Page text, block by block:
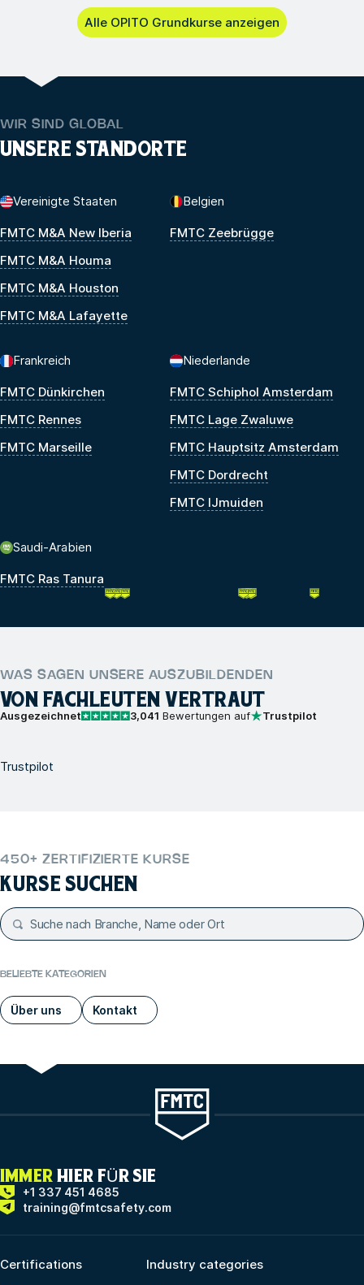
Alle OPITO Grundkurse anzeigen
WIR SIND GLOBAL
UNSERE STANDORTE
Vereinigte Staaten
FMTC M&A New Iberia
FMTC M&A Houma
FMTC M&A Houston
FMTC M&A Lafayette
Belgien
FMTC Zeebrügge
Frankreich
FMTC Dünkirchen
FMTC Rennes
FMTC Marseille
Niederlande
FMTC Schiphol Amsterdam
FMTC Lage Zwaluwe
FMTC Hauptsitz Amsterdam
FMTC Dordrecht
FMTC IJmuiden
Saudi-Arabien
FMTC Ras Tanura
WAS SAGEN UNSERE AUSZUBILDENDEN
VON FACHLEUTEN VERTRAUT
Ausgezeichnet 3,041 Bewertungen auf Trustpilot
Trustpilot
450+ ZERTIFIZIERTE KURSE
KURSE SUCHEN
BELIEBTE KATEGORIEN
Über uns Kontakt
IMMER HIER FÜR SIE
+1 337 451 4685
training@fmtcsafety.com
Certifications Industry categories